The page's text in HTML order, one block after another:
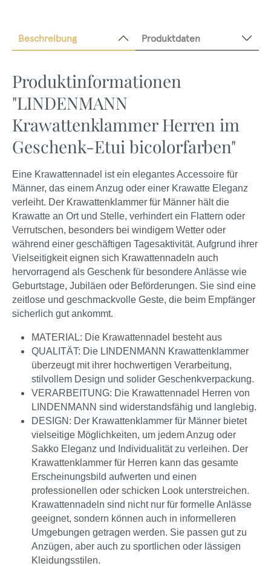
Beschreibung Produktdaten
Produktinformationen
"LINDENMANN
Krawattenklammer Herren im
Geschenk-Etui bicolorfarben"
Eine Krawattennadel ist ein elegantes Accessoire für
Männer, das einem Anzug oder einer Krawatte Eleganz
verleiht. Der Krawattenklammer für Männer hält die
Krawatte an Ort und Stelle, verhindert ein Flattern oder
Verrutschen, besonders bei windigem Wetter oder
während einer geschäftigen Tagesaktivität. Aufgrund ihrer
Vielseitigkeit eignen sich Krawattennadeln auch
hervorragend als Geschenk für besondere Anlässe wie
Geburtstage, Jubiläen oder Beförderungen. Sie sind eine
zeitlose und geschmackvolle Geste, die beim Empfänger
sicherlich gut ankommt.
MATERIAL: Die Krawattennadel besteht aus
QUALITÄT: Die LINDENMANN Krawattenklammer
überzeugt mit ihrer hochwertigen Verarbeitung,
stilvollem Design und solider Geschenkverpackung.
VERARBEITUNG: Die Krawattennadel Herren von
LINDENMANN sind widerstandsfähig und langlebig.
DESIGN: Der Krawattenklammer für Männer bietet
vielseitige Möglichkeiten, um jedem Anzug oder
Sakko Eleganz und Individualität zu verleihen. Der
Krawattenklammer für Herren kann das gesamte
Erscheinungsbild aufwerten und einen
professionellen oder schicken Look unterstreichen.
Krawattennadeln sind nicht nur für formelle Anlässe
geeignet, sondern können auch in informelleren
Umgebungen getragen werden. Sie passen gut zu
Anzügen, aber auch zu sportlichen oder lässigen
Kleidungsstilen.